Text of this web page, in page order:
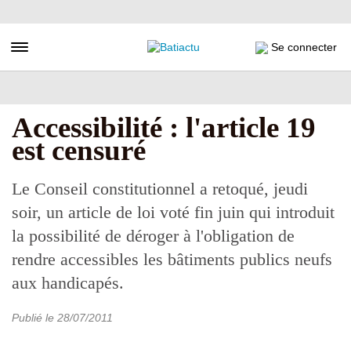
au
principal
Toggle navigation Se connecter
Accessibilité : l'article 19
est censuré
Le Conseil constitutionnel a retoqué, jeudi
soir, un article de loi voté fin juin qui introduit
la possibilité de déroger à l'obligation de
rendre accessibles les bâtiments publics neufs
aux handicapés.
Publié le 28/07/2011